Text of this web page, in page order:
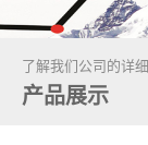
了解我们公司的详
产品展示